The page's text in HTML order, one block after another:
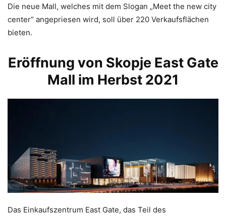
Die neue Mall, welches mit dem Slogan „Meet the new city
center“ angepriesen wird, soll über 220 Verkaufsflächen
bieten.
Eröffnung von Skopje East Gate
Mall im Herbst 2021
Das Einkaufszentrum East Gate, das Teil des